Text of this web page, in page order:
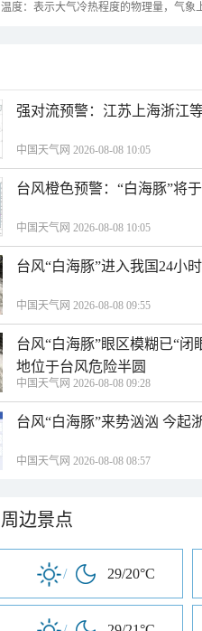
温度：表示大气冷热程度的物理量，气象
强对流预警：江苏上海浙江
中国天气网 2026-08-08 10:05
台风橙色预警：“白海豚”将
中国天气网 2026-08-08 10:05
台风“白海豚”进入我国24小
中国天气网 2026-08-08 09:55
台风“白海豚”眼区模糊已“
地位于台风危险半圆
中国天气网 2026-08-08 09:28
台风“白海豚”来势汹汹 今起
中国天气网 2026-08-08 08:57
周边景点
/ 29/20°C